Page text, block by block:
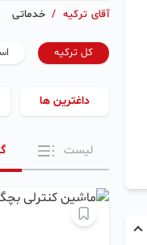
آقای ترکیه / خدماتی
کل ترکیه
داغترین ها
لیست